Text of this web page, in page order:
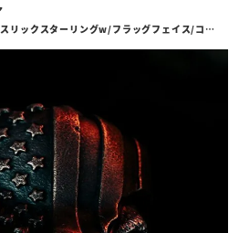
メリカンフラッグ/k18シガー＆ルビーカスタム(s000121608)【リングサイズUS11.5(日本サイズ約25号)】